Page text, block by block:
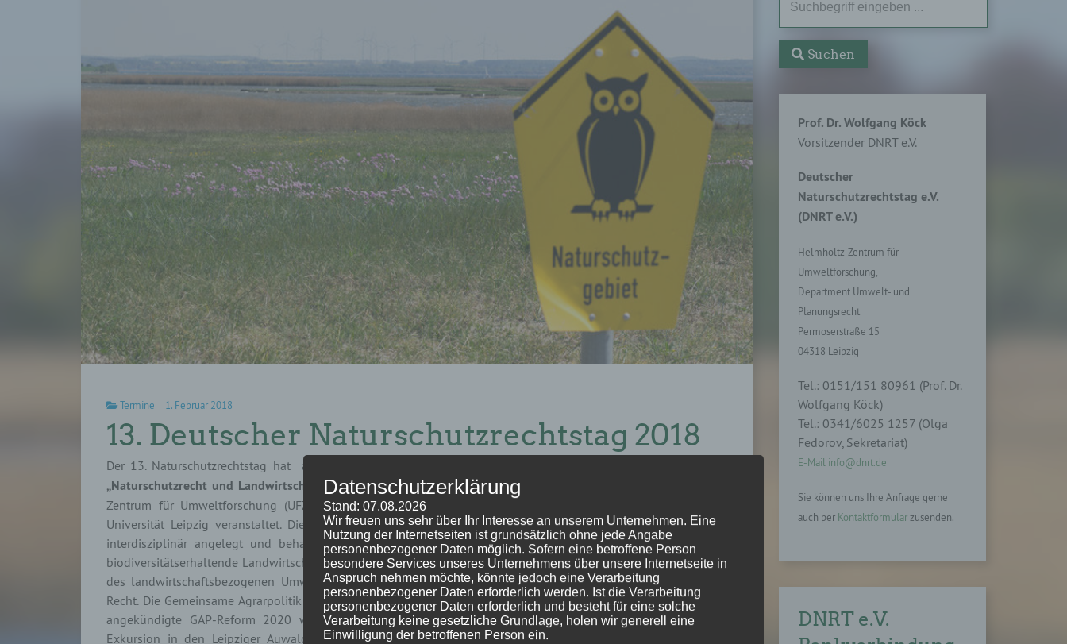
Termine 1. Februar 2018
13. Deutscher Naturschutzrechtstag 2018
Der 13. Naturschutzrechtstag hat am
„Naturschutzrecht und Landwirtschaft“ stattgefunden. Er wurde vom DNRT in Kooperation mit dem Helmholtz-
Zentrum für Umweltforschung (UFZ) Department Umwelt- und Planungsrecht (Prof. Wolfgang Köck) und der
Universität Leipzig veranstaltet. Die öffentliche Tagung fand mit 120 Teilnehmern großen Zuspruch. Sie war
interdisziplinär angelegt und behandelte auch die fachlichen Anforderungen an eine naturverträgliche und
biodiversitätserhaltende Landwirtschaft in Mitteleuropa. Im Zentrum stand die gegenwärtige starke Zersplitterung
des landwirtschaftsbezogenen Umwelt- und Naturschutzrechts mit seinen zahlreichen Defiziten im nationalen
Recht. Die Gemeinsame Agrarpolitik der EU und die sich ergebenden Probleme und Chancen im Hinblick auf die
angekündigte GAP-Reform 2020 wurde ebenfalls thematisiert. Am Donnerstagnachmittag wurde auch eine
Exkursion in den Leipziger Auwald angeboten, die sehr gut nachgefragt war. Der Flyer und das komplette
Suchen
Prof. Dr. Wolfgang Köck
Vorsitzender DNRT e.V.
Deutscher
Naturschutzrechtstag e.V.
(DNRT e.V.)
Helmholtz-Zentrum für
Umweltforschung,
Department Umwelt- und
Planungsrecht
Permoserstraße 15
04318 Leipzig
Tel.: 0151/151 80961 (Prof. Dr.
Wolfgang Köck)
Tel.: 0341/6025 1257 (Olga
Fedorov, Sekretariat)
E-Mail info@dnrt.de
Sie können uns Ihre Anfrage gerne
auch per Kontaktformularzusenden.
DNRT e.V.
Datenschutzerklärung
Stand: 07.08.2026
Wir freuen uns sehr über Ihr Interesse an unserem Unternehmen. Eine
Nutzung der Internetseiten ist grundsätzlich ohne jede Angabe
personenbezogener Daten möglich. Sofern eine betroffene Person
besondere Services unseres Unternehmens über unsere Internetseite in
Anspruch nehmen möchte, könnte jedoch eine Verarbeitung
personenbezogener Daten erforderlich werden. Ist die Verarbeitung
personenbezogener Daten erforderlich und besteht für eine solche
Verarbeitung keine gesetzliche Grundlage, holen wir generell eine
Einwilligung der betroffenen Person ein.